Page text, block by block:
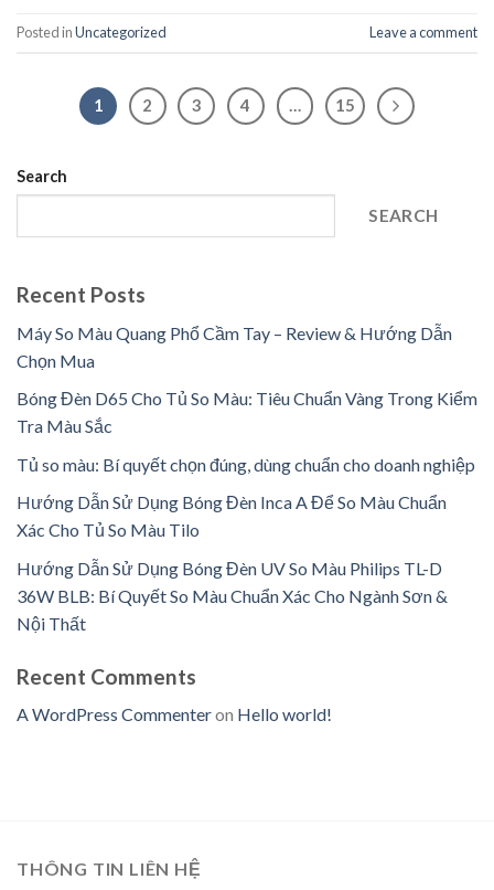
Posted inUncategorized Leave a comment
1 2 3 4 … 15
Search
SEARCH
Recent Posts
Máy So Màu Quang Phổ Cầm Tay – Review & Hướng Dẫn
Chọn Mua
Bóng Đèn D65 Cho Tủ So Màu: Tiêu Chuẩn Vàng Trong Kiểm
Tra Màu Sắc
Tủ so màu: Bí quyết chọn đúng, dùng chuẩn cho doanh nghiệp
Hướng Dẫn Sử Dụng Bóng Đèn Inca A Để So Màu Chuẩn
Xác Cho Tủ So Màu Tilo
Hướng Dẫn Sử Dụng Bóng Đèn UV So Màu Philips TL-D
36W BLB: Bí Quyết So Màu Chuẩn Xác Cho Ngành Sơn &
Nội Thất
Recent Comments
A WordPress Commenteron Hello world!
THÔNG TIN LIÊN HỆ